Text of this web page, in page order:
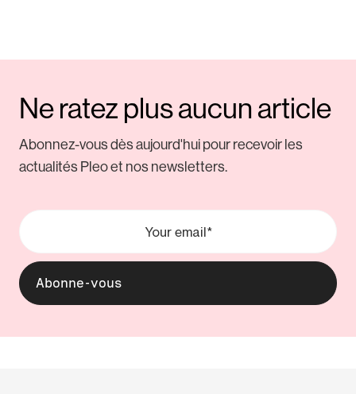
Ne ratez plus aucun article
Abonnez-vous dès aujourd'hui pour recevoir les
actualités Pleo et nos newsletters.